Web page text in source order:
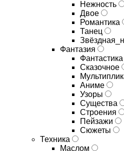
Нежность
Двое
Романтика
Танец
Фантазия
Фантастика
Сказочное
Аниме
Узоры
Существа
Строения
Пейзажи
Сюжеты
Техника
Маслом